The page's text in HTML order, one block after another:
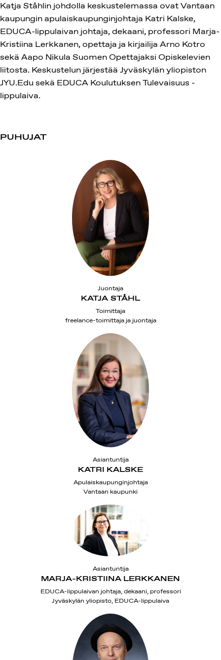
Katja Ståhlin johdolla keskustelemassa ovat Vantaan
kaupungin apulaiskaupunginjohtaja Katri Kalske,
EDUCA-lippulaivan johtaja, dekaani, professori Marja-
Kristiina Lerkkanen, opettaja ja kirjailija Arno Kotro
sekä Aapo Nikula Suomen Opettajaksi Opiskelevien
liitosta. Keskustelun järjestää Jyväskylän yliopiston
JYU.Edu sekä EDUCA Koulutuksen Tulevaisuus -
lippulaiva.
PUHUJAT
KATJA STÅHL
Juontaja
Toimittaja
freelance-toimittaja ja juontaja
KATRI KALSKE
Asiantuntija
Apulaiskaupunginjohtaja
Vantaan kaupunki
MARJA-KRISTIINA LERKKANEN
Asiantuntija
EDUCA-lippulaivan johtaja, dekaani, professori
Jyväskylän yliopisto, EDUCA-lippulaiva